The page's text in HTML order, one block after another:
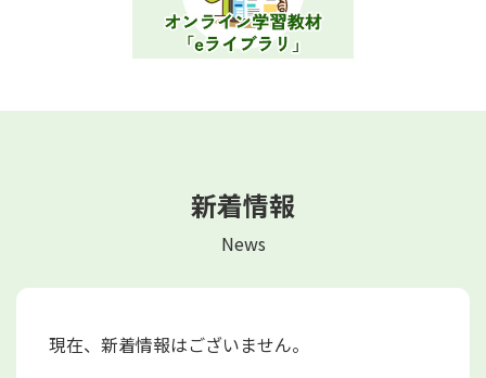
新着情報
News
現在、新着情報はございません。